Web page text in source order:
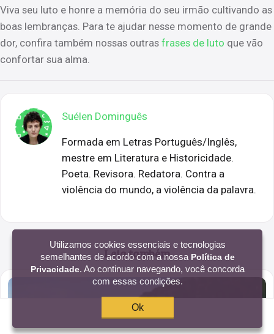
Viva seu luto e honre a memória do seu irmão cultivando as
boas lembranças. Para te ajudar nesse momento de grande
dor, confira também nossas outras frases de luto que vão
confortar sua alma.
Suélen Dominguês
Formada em Letras Português/Inglês,
mestre em Literatura e Historicidade.
Poeta. Revisora. Redatora. Contra a
violência do mundo, a violência da palavra.
Leia também
Utilizamos cookies essenciais e tecnologias
semelhantes de acordo com a nossa Política de
Privacidade. Ao continuar navegando, você concorda
com essas condições.
Ok